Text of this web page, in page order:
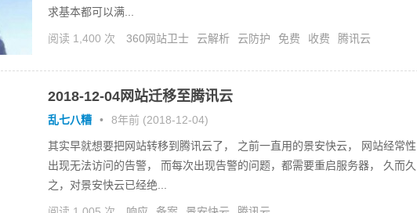
求基本都可以满...
阅读 1,400 次 360网站卫士 云解析 云防护 免费 收费 腾讯云
2018-12-04网站迁移至腾讯云
乱七八糟 • 8年前 (2018-12-04)
其实早就想要把网站转移到腾讯云了， 之前一直用的景安快云， 网站经常性
出现无法访问的告警， 而每次出现告警的问题，都需要重启服务器， 久而久
之，对景安快云已经绝...